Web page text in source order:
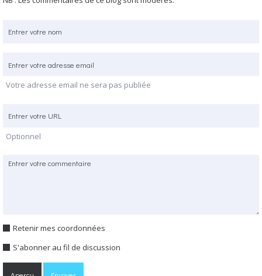
Votre adresse email ne sera pas publiée
Optionnel
Retenir mes coordonnées
S'abonner au fil de discussion